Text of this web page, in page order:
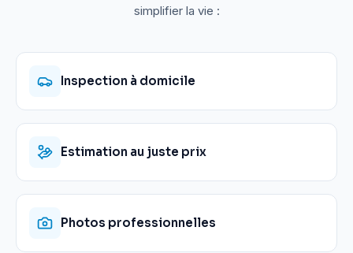
simplifier la vie :
Inspection à domicile
Estimation au juste prix
Photos professionnelles